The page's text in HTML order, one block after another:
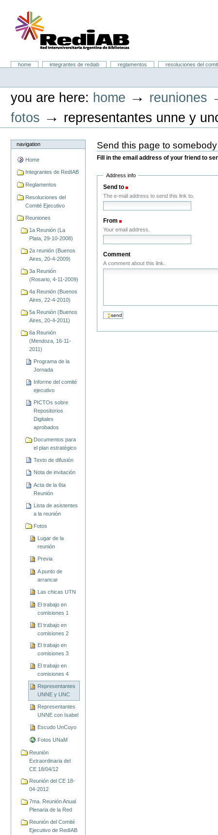
content.
Portal RedIAB
Sectionshome integrantes de rediab reglamentos
resoluciones del
you are here: home → reuniones
fotos → representantes unne y
navigation
Home
Integrantes de RedIAB
Reglamentos
Resoluciones del
Comité Ejecutivo
Reuniones
1a Reunión (La
Plata, 29-10-2008)
2a reunión (Buenos
Aires, 20-4-2009)
3a Reunión
(Rosario, 4-11-2009)
4a Reunión (Buenos
Aires, 22-4-2010)
5a Reunión (Buenos
Aires, 20-4-2011)
6a Reunión
(Mendoza, 16-11-
2011)
Programa de la
Jornada
Informe del comité
ejecutivo
PICTOs sobre
Repositorios
Digitales
aprobados
Documentos para
el plan estratégico
Texto de difusión
Nota de invitación
Acta de la 6ta
Reunión
Lista de asistentes
a la reunión
Fotos
Lugar de la
reunión
Previa
A punto de
arrancar
Las chicas UTN
El trabajo en
comisiones 1
El trabajo en
comisiones 2
El trabajo en
comisiones 3
El trabajo en
comisiones 4
Representantes
UNNE y UNC
Representantes
UNNE con Isabel
Escudo UnCuyo
Fotos UNaM
Reunión
Extraordinaria del
CE 18/04/12
Reunión del CE 18-
04-2012
7ma. Reunión Anual
Plenaria de la Red
Reunión del Comité
Ejecutivo de RedIAB
Send this page to somebody
Fill in the email address of your friend to
Address info
Send to
The e-mail address to send this link to.
From
Your email address.
Comment
A comment about this link.